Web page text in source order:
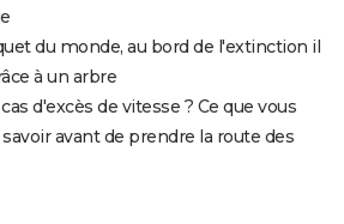
du monde, au bord de l'extinction il
à un arbre
d'excès de vitesse ? Ce que vous
avant de prendre la route des